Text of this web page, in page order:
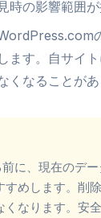
時の影響範囲が
ます。自サイ
くなることがあ
に、現在のデ
すめします。削
くなります。安